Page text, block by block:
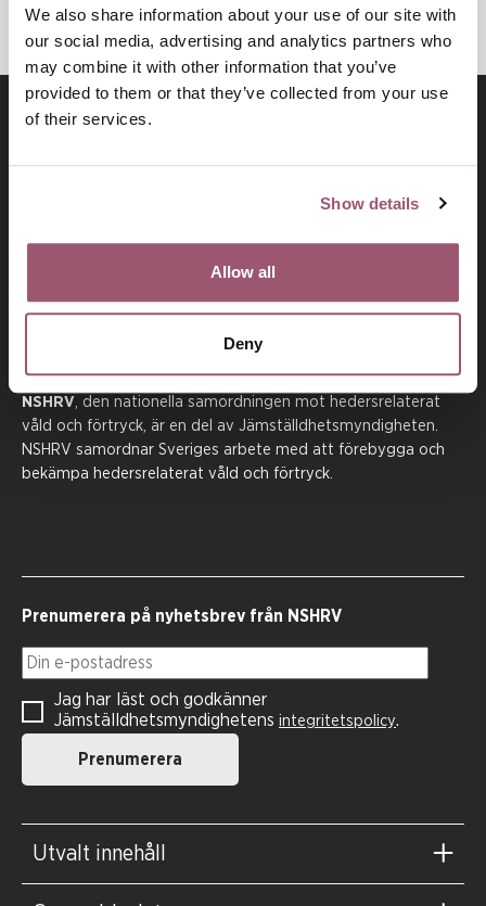
We also share information about your use of our site with
our social media, advertising and analytics partners who
may combine it with other information that you’ve
provided to them or that they’ve collected from your use
of their services.
Show details
Allow all
Deny
Besök jamstalldhetsmyndigheten.se
NSHRV, den nationella samordningen mot hedersrelaterat
våld och förtryck, är en del av Jämställdhetsmyndigheten.
NSHRV samordnar Sveriges arbete med att förebygga och
bekämpa hedersrelaterat våld och förtryck.
Prenumerera på nyhetsbrev från NSHRV
Din e-postadress
Prenumerera
Jag har läst och godkänner
Jämställdhetsmyndighetens integritetspolicy.
Utvalt innehåll